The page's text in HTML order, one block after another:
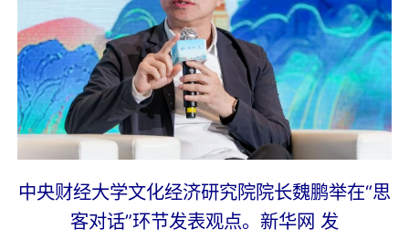
中央财经大学文化经济研究院院长魏鹏举在“思
客对话”环节发表观点。新华网 发